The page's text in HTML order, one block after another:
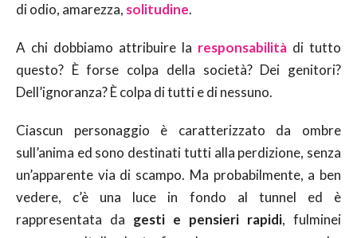
di odio, amarezza, solitudine.
A chi dobbiamo attribuire la responsabilità di tutto
questo? È forse colpa della società? Dei genitori?
Dell’ignoranza? È colpa di tutti e di nessuno.
Ciascun personaggio è caratterizzato da ombre
sull’anima ed sono destinati tutti alla perdizione, senza
un’apparente via di scampo. Ma probabilmente, a ben
vedere, c’è una luce in fondo al tunnel ed è
rappresentata da gesti e pensieri rapidi, fulminei